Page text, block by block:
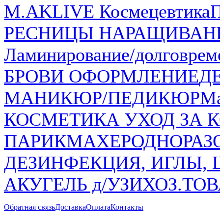
M.AKLIVE Космецевтика
РЕСНИЦЫ
Ламинирование/
БРОВИ ОФОРМЛЕНИЕ
МАНИКЮР/ПЕДИКЮР
КОСМЕТИКА УХОД ЗА
ПАРИКМАХЕР
ДЕЗИНФЕКЦИЯ, ИГЛЫ,
АКУГЕЛЬ д/УЗИ
Обратная связьДоставкаОплатаКонтакты